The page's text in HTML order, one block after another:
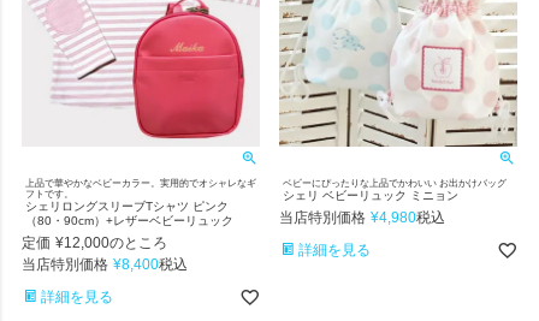
上品で華やかなベビーカラー。実用的でオシャレなギ
フトです。
シェリロングスリーブTシャツ ピンク
（80・90cm）+レザーベビーリュック
定価 ¥12,000のところ
当店特別価格 ¥8,400税込
詳細を見る
ベビーにぴったりな上品でかわいい お出かけバッグ
シェリ ベビーリュック ミニョン
当店特別価格 ¥4,980税込
詳細を見る